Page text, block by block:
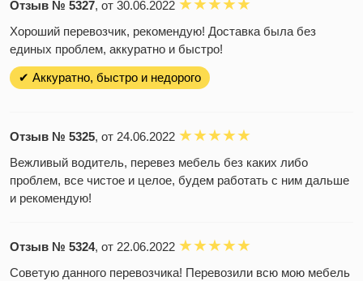
Отзыв № 5327, от 30.06.2022
Хороший перевозчик, рекомендую! Доставка была без
единых проблем, аккуратно и быстро!
✔ Аккуратно, быстро и недорого
Отзыв № 5325, от 24.06.2022
Вежливый водитель, перевез мебель без каких либо
проблем, все чистое и целое, будем работать с ним дальше
и рекомендую!
Отзыв № 5324, от 22.06.2022
Советую данного перевозчика! Перевозили всю мою мебель